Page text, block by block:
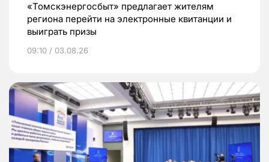
«Томскэнергосбыт» предлагает жителям
региона перейти на электронные квитанции и
выиграть призы
09:10 / 03.08.26